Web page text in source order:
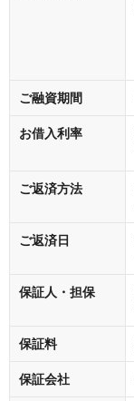
ご融資期間
お借入利率
ご返済方法
ご返済日
保証人・担保
保証料
保証会社